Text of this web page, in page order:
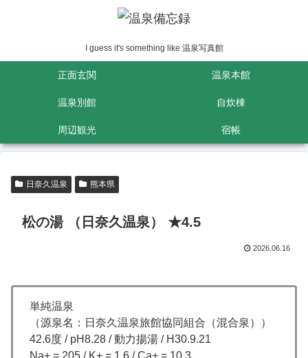
I guess it's something like 温泉写真館
正面玄関 温泉本館
温泉別館 自炊棟
周辺観光 宿帳
日奈久温泉 熊本県
松の湯 （日奈久温泉） ★4.5
2026.06.16
単純温泉
（源泉名：日奈久温泉旅館協同組合（混合泉））
42.6度 / pH8.28 / 動力揚湯 / H30.9.21
Na+ = 205 / K+ = 1.6 / Ca+ = 10.3